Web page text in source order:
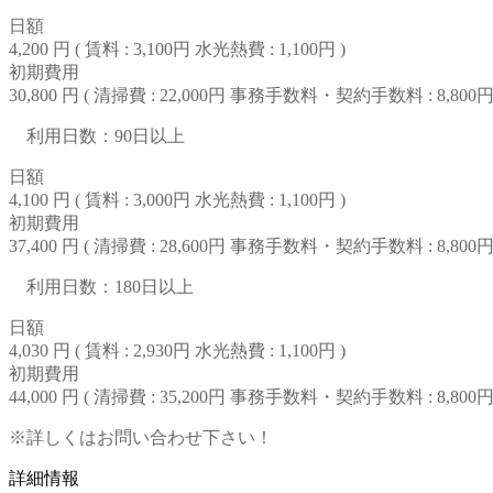
日額
4,200 円 ( 賃料 : 3,100円 水光熱費 : 1,100円 )
初期費用
30,800 円 ( 清掃費 : 22,000円 事務手数料・契約手数料 : 8,800円
利用日数：90日以上
日額
4,100 円 ( 賃料 : 3,000円 水光熱費 : 1,100円 )
初期費用
37,400 円 ( 清掃費 : 28,600円 事務手数料・契約手数料 : 8,800円
利用日数：180日以上
日額
4,030 円 ( 賃料 : 2,930円 水光熱費 : 1,100円 )
初期費用
44,000 円 ( 清掃費 : 35,200円 事務手数料・契約手数料 : 8,800円
※詳しくはお問い合わせ下さい！
詳細情報